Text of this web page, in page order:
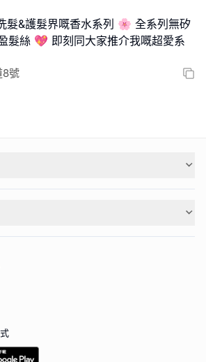
髮&護髮界嘅香水系列 🌸 全系列無矽
髮絲 💖 即刻同大家推介我嘅超愛系
8號